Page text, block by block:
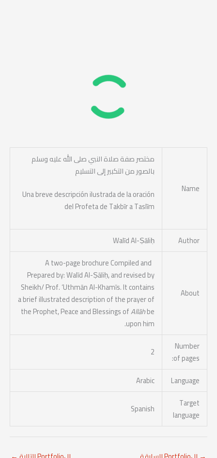
Name
مختصر صفة صلاة النبي صلى الله عليه وسلم
بالصور من التكبير إلى التسليم
Una breve descripción ilustrada de la oración
del Profeta de Takbīr a Taslīm
Author
Walīd Al-Ṣāliḥ
About
Compiled and
Prepared by: Walīd Al-Ṣāliḥ, andrevised by
Sheikh/ Prof. ‘Uthmān Al-Khamīs. It contains
a brief illustrated description of the prayer of
the Prophet, Peace and Blessings ofAllāhbe
upon him
.
Number
of pages:
2
Language
Arabic
Target
language
Spanish